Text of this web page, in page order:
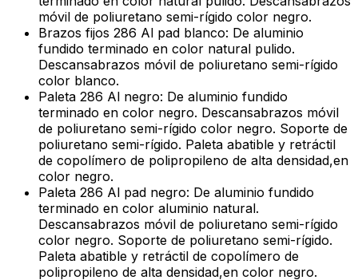
móvil de poliuretano semi-rígido color negro.
Brazos fijos 286 Al pad blanco: De aluminio
fundido terminado en color natural pulido.
Descansabrazos móvil de poliuretano semi-rígido
color blanco.
Paleta 286 Al negro: De aluminio fundido
terminado en color negro. Descansabrazos móvil
de poliuretano semi-rígido color negro. Soporte de
poliuretano semi-rígido. Paleta abatible y retráctil
de copolímero de polipropileno de alta densidad,en
color negro.
Paleta 286 Al pad negro: De aluminio fundido
terminado en color aluminio natural.
Descansabrazos móvil de poliuretano semi-rígido
color negro. Soporte de poliuretano semi-rígido.
Paleta abatible y retráctil de copolímero de
polipropileno de alta densidad,en color negro.